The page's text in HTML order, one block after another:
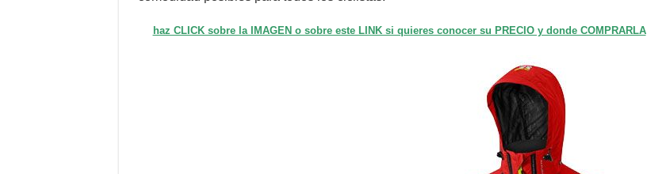
haz CLICK sobre la IMAGEN o sobre este LINK si quieres conocer su PRECIO y donde COMPRARLA